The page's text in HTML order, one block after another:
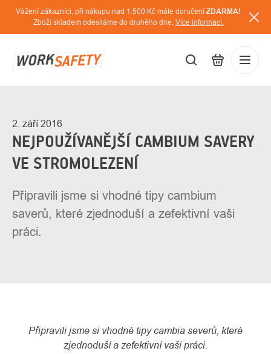
Přejít
obsah
Vážení zákazníci, při nákupu nad 1.500 Kč máte doručení ZDARMA!
Zboží skladem odesíláme do druhého dne. Více informací.
2. září 2016
NEJPOUŽÍVANĚJŠÍ CAMBIUM SAVERY
VE STROMOLEZENÍ
Připravili jsme si vhodné tipy cambium
saverů, které zjednoduší a zefektivní vaši
práci.
Připravili jsme si vhodné tipy cambia severů, které
zjednoduší a zefektivní vaši práci.